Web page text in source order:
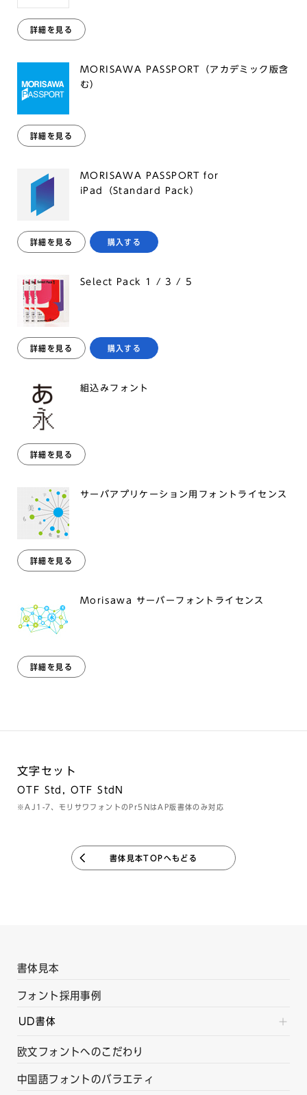
詳細を見る
MORISAWA PASSPORT（アカデミック版含
む）
詳細を見る
MORISAWA PASSPORT for
iPad（Standard Pack）
詳細を見る 購入する
Select Pack 1 / 3 / 5
詳細を見る 購入する
組込みフォント
詳細を見る
サーバアプリケーション用フォントライセンス
詳細を見る
Morisawa サーバーフォントライセンス
詳細を見る
文字セット
OTF Std, OTF StdN
※AJ1-7、モリサワフォントのPr5NはAP版書体のみ対応
書体見本TOPへもどる
書体見本
フォント採用事例
UD書体
欧文フォントへのこだわり
中国語フォントのバラエティ